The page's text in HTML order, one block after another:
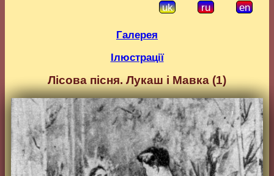
uk ru en
Галерея
Ілюстрації
Лісова пісня. Лукаш і Мавка (1)